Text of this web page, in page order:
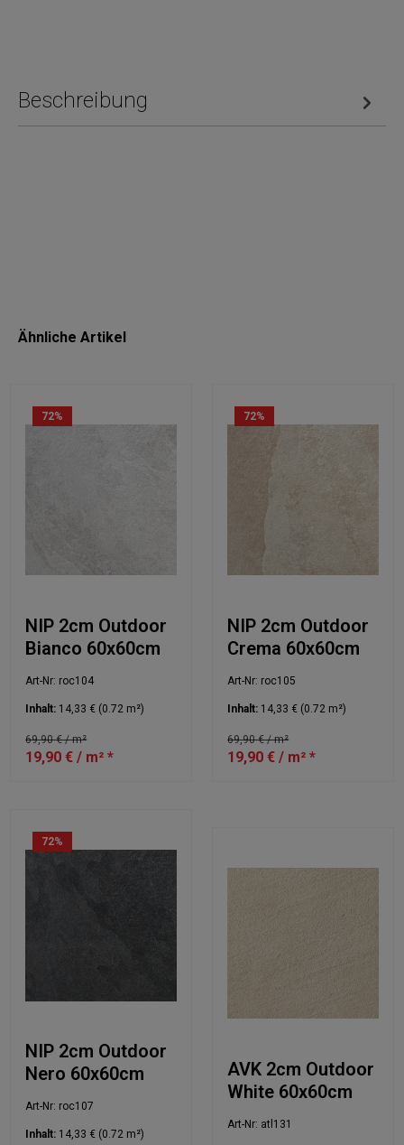
Beschreibung
Ähnliche Artikel
72%
NIP 2cm Outdoor
Bianco 60x60cm
Art-Nr: roc104
Inhalt: 14,33 € (0.72 m²)
69,90 € / m²
19,90 € / m² *
72%
NIP 2cm Outdoor
Crema 60x60cm
Art-Nr: roc105
Inhalt: 14,33 € (0.72 m²)
69,90 € / m²
19,90 € / m² *
72%
NIP 2cm Outdoor
Nero 60x60cm
Art-Nr: roc107
Inhalt: 14,33 € (0.72 m²)
AVK 2cm Outdoor
White 60x60cm
Art-Nr: atl131